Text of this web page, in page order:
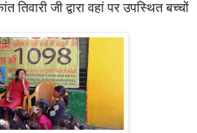
जी द्वारा वहां पर उपस्थित बच्चों